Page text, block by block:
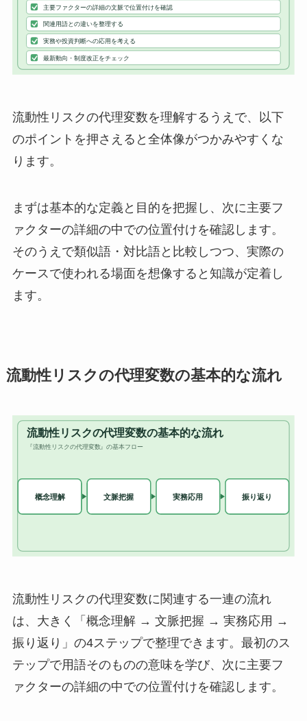
流動性リスクの代理変数を理解するうえで、以下
のポイントを押さえると全体像がつかみやすくな
ります。
まずは基本的な定義と目的を把握し、次に主要フ
ァクターの詳細の中での位置付けを確認します。
そのうえで類似語・対比語と比較しつつ、実際の
ケースで使われる場面を想像すると知識が定着し
ます。
流動性リスクの代理変数の基本的な流れ
流動性リスクの代理変数に関連する一連の流れ
は、大きく「概念理解 → 文脈把握 → 実務応用 →
振り返り」の4ステップで整理できます。最初のス
テップで用語そのものの意味を学び、次に主要フ
ァクターの詳細の中での位置付けを確認します。